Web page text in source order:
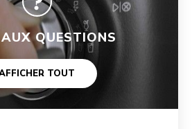
QUESTIONS
TOUT